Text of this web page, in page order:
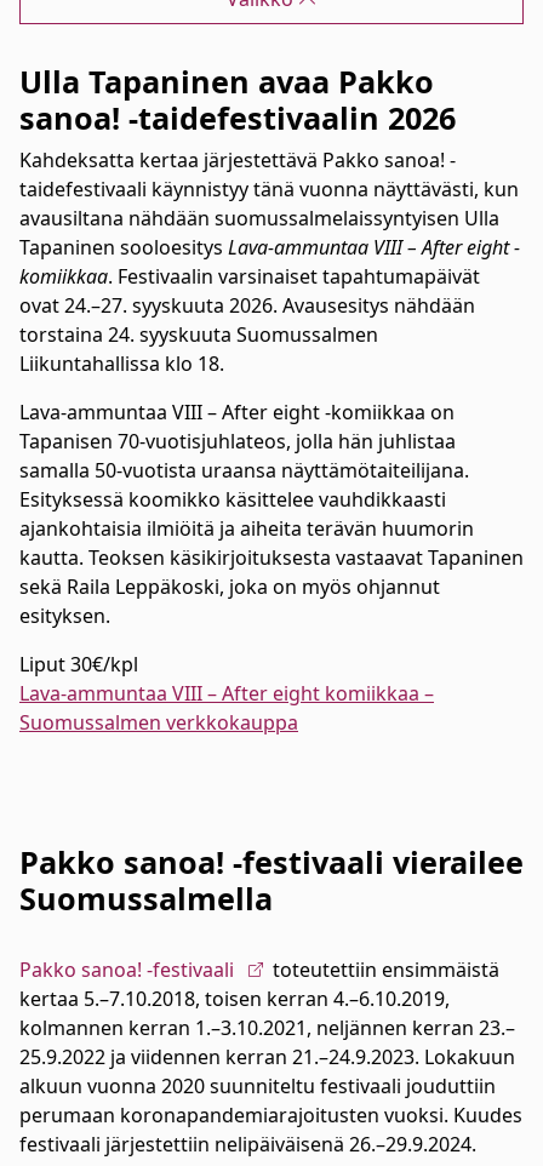
Ulla Tapaninen avaa Pakko
sanoa! -taidefestivaalin 2026
Kahdeksatta kertaa järjestettävä Pakko sanoa! -
taidefestivaali käynnistyy tänä vuonna näyttävästi, kun
avausiltana nähdään suomussalmelaissyntyisen Ulla
Tapaninen sooloesitys Lava-ammuntaa VIII – After eight -
komiikkaa. Festivaalin varsinaiset tapahtumapäivät
ovat 24.–27. syyskuuta 2026. Avausesitys nähdään
torstaina 24. syyskuuta Suomussalmen
Liikuntahallissa klo 18.
Lava-ammuntaa VIII – After eight -komiikkaa on
Tapanisen 70-vuotisjuhlateos, jolla hän juhlistaa
samalla 50-vuotista uraansa näyttämötaiteilijana.
Esityksessä koomikko käsittelee vauhdikkaasti
ajankohtaisia ilmiöitä ja aiheita terävän huumorin
kautta. Teoksen käsikirjoituksesta vastaavat Tapaninen
sekä Raila Leppäkoski, joka on myös ohjannut
esityksen.
Liput 30€/kpl
Lava-ammuntaa VIII – After eight komiikkaa –
Suomussalmen verkkokauppa
Pakko sanoa! -festivaali vierailee
Suomussalmella
Pakko sanoa! -festivaali
toteutettiin ensimmäistä
kertaa 5.–7.10.2018, toisen kerran 4.–6.10.2019,
kolmannen kerran 1.–3.10.2021, neljännen kerran 23.–
25.9.2022 ja viidennen kerran 21.–24.9.2023. Lokakuun
alkuun vuonna 2020 suunniteltu festivaali jouduttiin
perumaan koronapandemiarajoitusten vuoksi. Kuudes
festivaali järjestettiin nelipäiväisenä 26.–29.9.2024.